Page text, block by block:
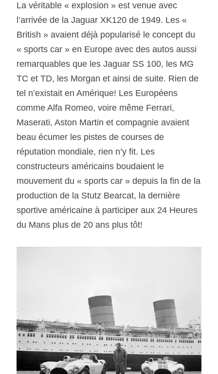
La véritable « explosion » est venue avec
l’arrivée de la Jaguar XK120 de 1949. Les «
British » avaient déjà popularisé le concept du
« sports car » en Europe avec des autos aussi
remarquables que les Jaguar SS 100, les MG
TC et TD, les Morgan et ainsi de suite. Rien de
tel n’existait en Amérique! Les Européens
comme Alfa Romeo, voire même Ferrari,
Maserati, Aston Martin et compagnie avaient
beau écumer les pistes de courses de
réputation mondiale, rien n’y fit. Les
constructeurs américains boudaient le
mouvement du « sports car » depuis la fin de la
production de la Stutz Bearcat, la dernière
sportive américaine à participer aux 24 Heures
du Mans plus de 20 ans plus tôt!